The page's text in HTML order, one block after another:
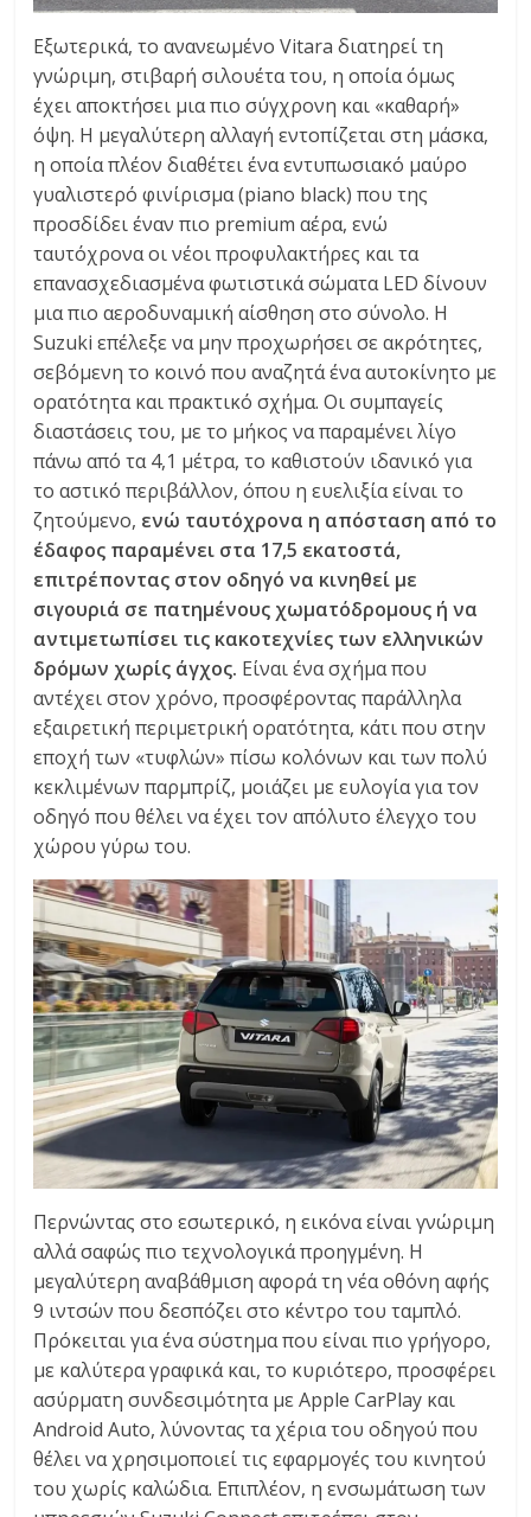
Εξωτερικά, το ανανεωμένο Vitara διατηρεί τη
γνώριμη, στιβαρή σιλουέτα του, η οποία όμως
έχει αποκτήσει μια πιο σύγχρονη και «καθαρή»
όψη. Η μεγαλύτερη αλλαγή εντοπίζεται στη μάσκα,
η οποία πλέον διαθέτει ένα εντυπωσιακό μαύρο
γυαλιστερό φινίρισμα (piano black) που της
προσδίδει έναν πιο premium αέρα, ενώ
ταυτόχρονα οι νέοι προφυλακτήρες και τα
επανασχεδιασμένα φωτιστικά σώματα LED δίνουν
μια πιο αεροδυναμική αίσθηση στο σύνολο. Η
Suzuki επέλεξε να μην προχωρήσει σε ακρότητες,
σεβόμενη το κοινό που αναζητά ένα αυτοκίνητο με
ορατότητα και πρακτικό σχήμα. Οι συμπαγείς
διαστάσεις του, με το μήκος να παραμένει λίγο
πάνω από τα 4,1 μέτρα, το καθιστούν ιδανικό για
το αστικό περιβάλλον, όπου η ευελιξία είναι το
ζητούμενο, ενώ ταυτόχρονα η απόσταση από το
έδαφος παραμένει στα 17,5 εκατοστά,
επιτρέποντας στον οδηγό να κινηθεί με
σιγουριά σε πατημένους χωματόδρομους ή να
αντιμετωπίσει τις κακοτεχνίες των ελληνικών
δρόμων χωρίς άγχος. Είναι ένα σχήμα που
αντέχει στον χρόνο, προσφέροντας παράλληλα
εξαιρετική περιμετρική ορατότητα, κάτι που στην
εποχή των «τυφλών» πίσω κολόνων και των πολύ
κεκλιμένων παρμπρίζ, μοιάζει με ευλογία για τον
οδηγό που θέλει να έχει τον απόλυτο έλεγχο του
χώρου γύρω του.
Περνώντας στο εσωτερικό, η εικόνα είναι γνώριμη
αλλά σαφώς πιο τεχνολογικά προηγμένη. Η
μεγαλύτερη αναβάθμιση αφορά τη νέα οθόνη αφής
9 ιντσών που δεσπόζει στο κέντρο του ταμπλό.
Πρόκειται για ένα σύστημα που είναι πιο γρήγορο,
με καλύτερα γραφικά και, το κυριότερο, προσφέρει
ασύρματη συνδεσιμότητα με Apple CarPlay και
Android Auto, λύνοντας τα χέρια του οδηγού που
θέλει να χρησιμοποιεί τις εφαρμογές του κινητού
του χωρίς καλώδια. Επιπλέον, η ενσωμάτωση των